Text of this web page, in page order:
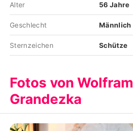
Alter 56 Jahre
Geschlecht Männlich
Sternzeichen Schütze
Fotos von Wolfram
Grandezka